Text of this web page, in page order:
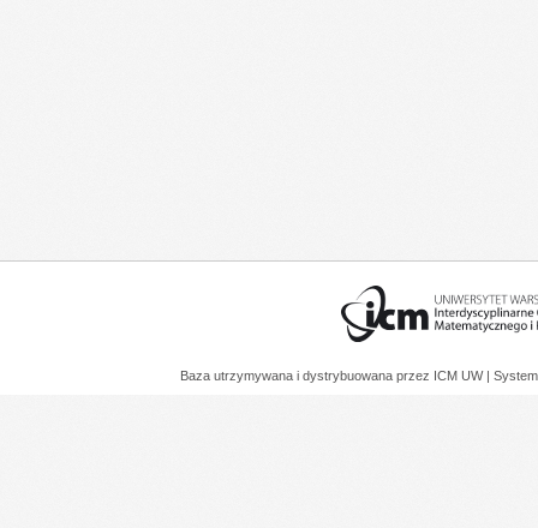
Baza utrzymywana i dystrybuowana przez ICM UW |